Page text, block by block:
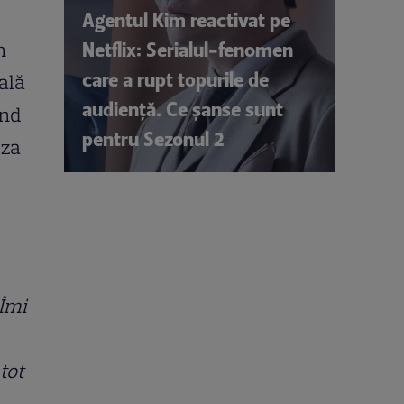
Agentul Kim reactivat pe
Netflix: Serialul-fenomen
care a rupt topurile de
audiență. Ce șanse sunt
pentru Sezonul 2